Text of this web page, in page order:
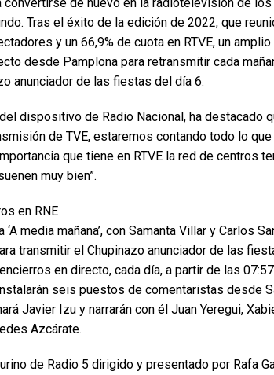
Tras el éxito de la edición de 2022, que
y un 66,9% de cuota en RTVE, un
desde Pamplona para retransmitir cada
anunciador de las fiestas del día 6.
dispositivo de Radio Nacional, ha destacado
de TVE, estaremos contando todo lo que
que tiene en RTVE la red de centros
muy bien”.
en RNE
media mañana’, con Samanta Villar y Carlos
transmitir el Chupinazo anunciador de las
en directo, cada día, a partir de las
seis puestos de comentaristas desde
Javier Izu y narrarán con él Juan Yeregui,
Azcárate.
de Radio 5 dirigido y presentado por Rafa